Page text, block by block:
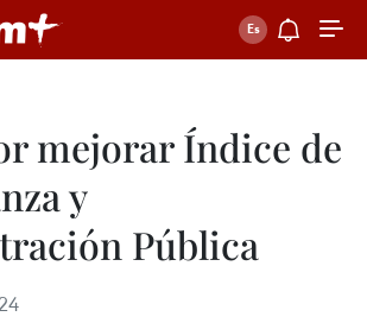
mejorar Índice de
y
Pública